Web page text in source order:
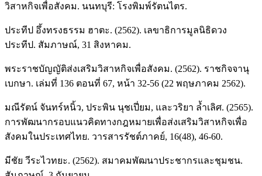
วิสาหกิจเพื่อสังคม. นนทบุรี: โรงพิมพ์รัตนไตร.
ประทีป อึ้งทรงธรรม ฮาตะ. (2562). เลขาธิการมูลนิธิดวง
ประทีป. สัมภาษณ์, 31 สิงหาคม.
พระราชบัญญัติส่งเสริมวิสาหกิจเพื่อสังคม. (2562). ราชกิจจานุ
เบกษา. เล่มที่ 136 ตอนที่ 67, หน้า 32-56 (22 พฤษภาคม 2562).
มณีรัตน์ จันทร์หนิ้ว, ประพิน นุชเปี่ยม, และวริยา ล้ำเลิศ. (2565).
การพัฒนากรอบแนวคิดทางกฎหมายเพื่อส่งเสริมวิสาหกิจเพื่อ
สังคมในประเทศไทย. วารสารรัชต์ภาคย์, 16(48), 46-60.
มีชัย วีระไวทยะ. (2562). สมาคมพัฒนาประชากรและชุมชน.